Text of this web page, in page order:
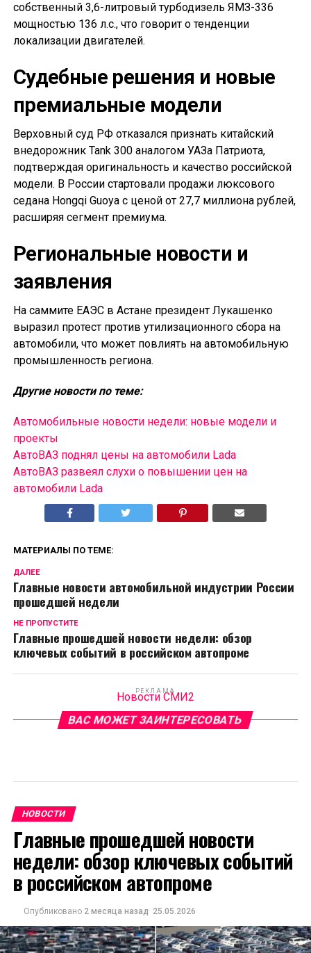
собственный 3,6-литровый турбодизель ЯМЗ-336
мощностью 136 л.с., что говорит о тенденции
локализации двигателей.
Судебные решения и новые
премиальные модели
Верховный суд РФ отказался признать китайский
внедорожник Tank 300 аналогом УАЗа Патриота,
подтверждая оригинальность и качество российской
модели. В России стартовали продажи люксового
седана Hongqi Guoya с ценой от 27,7 миллиона рублей,
расширяя сегмент премиума.
Региональные новости и
заявления
На саммите ЕАЭС в Астане президент Лукашенко
выразил протест против утилизационного сбора на
автомобили, что может повлиять на автомобильную
промышленность региона.
Другие новости по теме:
Автомобильные новости недели: новые модели и
проекты
АвтоВАЗ поднял цены на автомобили Lada
АвтоВАЗ развеял слухи о повышении цен на
автомобили Lada
МАТЕРИАЛЫ ПО ТЕМЕ:
ДАЛЕЕ
Главные новости автомобильной индустрии России
прошедшей недели
НЕ ПРОПУСТИТЕ
Главные прошедшей новости недели: обзор
ключевых событий в российском автопроме
РЕКЛАМА
Новости СМИ2
ВАС МОЖЕТ ЗАИНТЕРЕСОВАТЬ
НОВОСТИ
Главные прошедшей новости
недели: обзор ключевых событий
в российском автопроме
Опубликовано 2 месяца назад 25.05.2026